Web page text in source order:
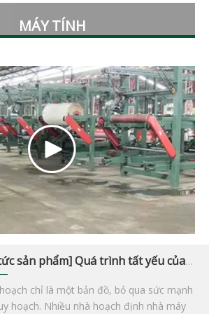
MÁY TÍNH
sản phẩm]Quá trình tất yếu của việc nâng cấp nhà máy sản xuất ván ép - lập kế hoạch thông minh cho toàn bộ nhà máy.
chỉ là một bản đồ, bỏ qua sức mạnh
hoạch. Nhiều nhà hoạch định nhà máy